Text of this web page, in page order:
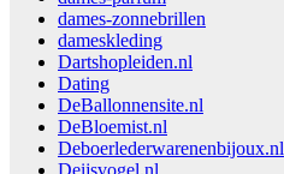
dames-zonnebrillen
dameskleding
Dartshopleiden.nl
Dating
DeBallonnensite.nl
DeBloemist.nl
Deboerlederwarenenbijoux.nl
Deijsvogel.nl